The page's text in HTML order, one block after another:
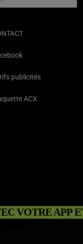
publicités
ACX
VOTRE APP